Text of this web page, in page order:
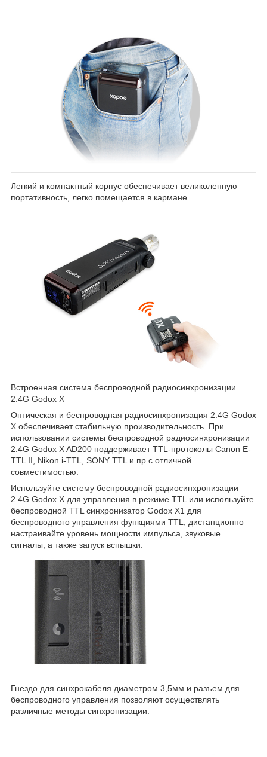
Легкий и компактный корпус обеспечивает великолепную
портативность, легко помещается в кармане
Встроенная система беспроводной радиосинхронизации
2.4G Godox X
Оптическая и беспроводная радиосинхронизация 2.4G Godox
X обеспечивает стабильную производительность. При
использовании системы беспроводной радиосинхронизации
2.4G Godox X AD200 поддерживает TTL-протоколы Canon E-
TTL II, Nikon i-TTL, SONY TTL и пр с отличной
совместимостью.
Используйте систему беспроводной радиосинхронизации
2.4G Godox X для управления в режиме TTL или используйте
беспроводной TTL синхронизатор Godox X1 для
беспроводного управления функциями TTL, дистанционно
настраивайте уровень мощности импульса, звуковые
сигналы, а также запуск вспышки.
Гнездо для синхрокабеля диаметром 3,5мм и разъем для
беспроводного управления позволяют осуществлять
различные методы синхронизации.